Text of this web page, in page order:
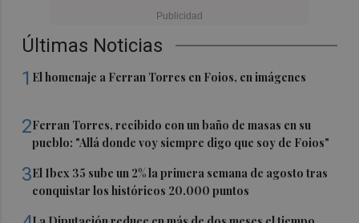
Últimas Noticias
1 El homenaje a Ferran Torres en Foios, en imágenes
2Ferran Torres, recibido con un baño de masas en su
pueblo: "Allá donde voy siempre digo que soy de Foios"
3El Ibex 35 sube un 2% la primera semana de agosto tras
conquistar los históricos 20.000 puntos